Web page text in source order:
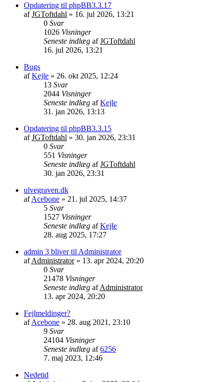
Opdatering til phpBB3.3.17
afJGToftdahl » 16. jul 2026, 13:21
0 Svar
1026 Visninger
Seneste indlæg afJGToftdahl
16. jul 2026, 13:21
Bugs
afKejle » 26. okt 2025, 12:24
13 Svar
2044 Visninger
Seneste indlæg afKejle
31. jan 2026, 13:13
Opdatering til phpBB3.3.15
afJGToftdahl » 30. jan 2026, 23:31
0 Svar
551 Visninger
Seneste indlæg afJGToftdahl
30. jan 2026, 23:31
ulvegraven.dk
afAcebone » 21. jul 2025, 14:37
5 Svar
1527 Visninger
Seneste indlæg afKejle
28. aug 2025, 17:27
admin 3 bliver til Administrator
afAdministrator» 13. apr 2024, 20:20
0 Svar
21478 Visninger
Seneste indlæg afAdministrator
13. apr 2024, 20:20
Fejlmeldinger?
afAcebone » 28. aug 2021, 23:10
9 Svar
24104 Visninger
Seneste indlæg af6256
7. maj 2023, 12:46
Nedetid